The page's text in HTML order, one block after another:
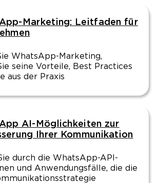
Marketing: Leitfaden für
WhatsApp-Marketing,
seine Vorteile, Best Practices
aus der Praxis
AI-Möglichkeiten zur
Ihrer Kommunikation
durch die WhatsApp-API-
und Anwendungsfälle, die die